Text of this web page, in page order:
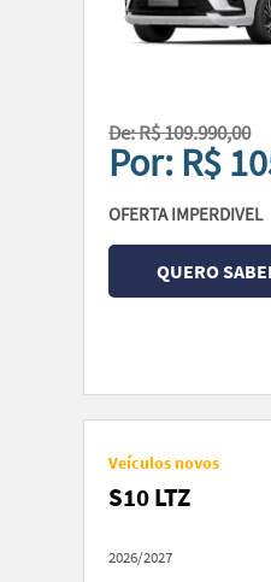
De: R$ 109.990,00
Por: R$
OFERTA IMPERDIVEL
QUERO
Veículos novos
S10 LTZ
2026/2027